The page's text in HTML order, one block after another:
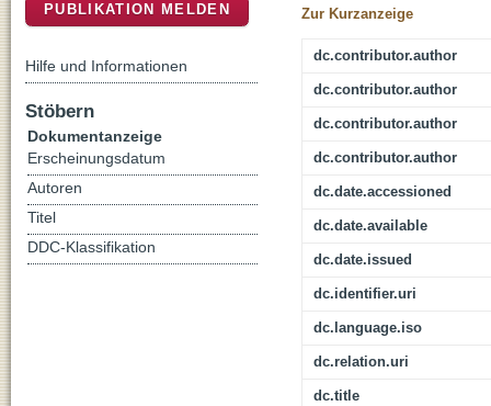
Zur Kurzanzeige
dc.contributor.author
dc.contributor.author
dc.contributor.author
dc.contributor.author
dc.date.accessioned
dc.date.available
dc.date.issued
dc.identifier.uri
dc.language.iso
dc.relation.uri
dc.title
PUBLIKATION MELDEN
Hilfe und Informationen
Stöbern
Dokumentanzeige
Erscheinungsdatum
Autoren
Titel
DDC-Klassifikation